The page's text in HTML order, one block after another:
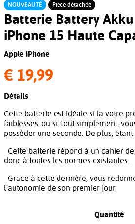
NOUVEAUTÉ Pièce détachée
Batterie Battery
iPhone 15 Haute
Apple iPhone
€ 19,99
Détails
Cette batterie est idéale si la votre
faiblesses, ou si, tout simplement,
posséder une seconde. De plus,
Cette batterie répond à un cahier
donc à toutes les normes existantes.
Grace à cette dernière, vous
l'autonomie de son premier jour.
Quantité